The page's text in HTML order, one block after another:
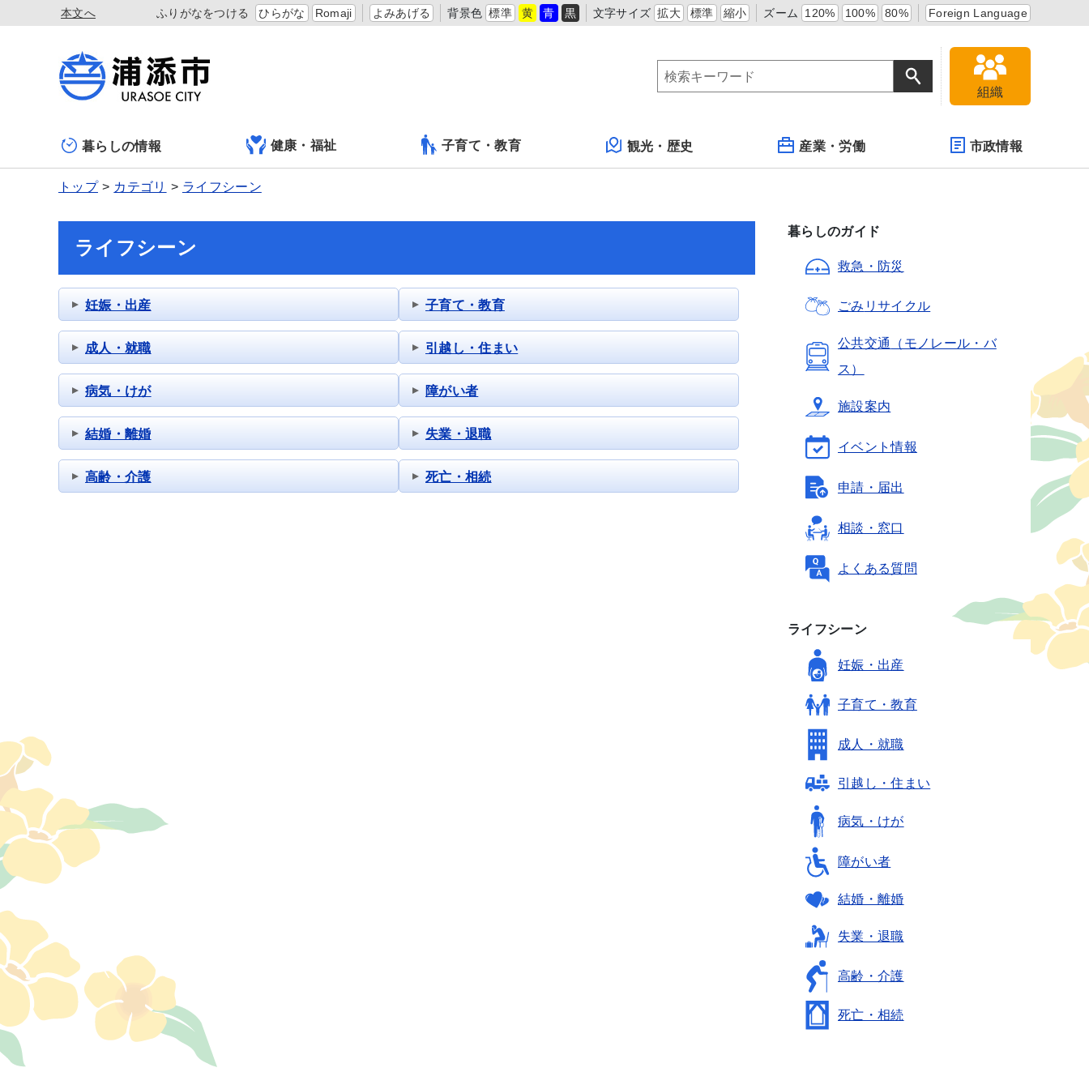
本文へ ふりがなをつける ひらがな Romaji よみあげる 背景色 標準 黄 青 黒 文字サイズ 拡大 標準 縮小 ズーム 120% 100% 80% Foreign Language
組織
暮らしの情報 健康・福祉 子育て・教育 観光・歴史 産業・労働 市政情報
トップ カテゴリ ライフシーン
ライフシーン
妊娠・出産 子育て・教育
成人・就職 引越し・住まい
病気・けが 障がい者
結婚・離婚 失業・退職
高齢・介護 死亡・相続
暮らしのガイド
救急・防災
ごみ リサイクル
公共交通
（モノレール・バ
ス）
施設案内
イベント情報
申請・届出
相談・窓口
よくある質問
ライフシーン
妊娠・出産
子育て・教育
成人・就職
引越し・住まい
病気・けが
障がい者
結婚・離婚
失業・退職
高齢・介護
死亡・相続